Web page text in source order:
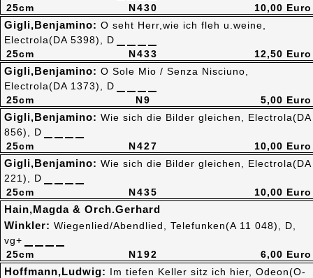
N430
25cm
10,00 Euro
N433
25cm
Gigli,Benjamino: O seht Herr,wie ich fleh u.weine,
Electrola(DA 5398), D
12,50 Euro
N9
25cm
Gigli,Benjamino: O Sole Mio / Senza Nisciuno,
Electrola(DA 1373), D
5,00 Euro
N427
25cm
Gigli,Benjamino: Wie sich die Bilder gleichen, Electrola(DA
856), D
10,00 Euro
N435
25cm
Gigli,Benjamino: Wie sich die Bilder gleichen, Electrola(DA
221), D
10,00 Euro
N192
25cm
Hain,Magda & Orch.Gerhard
Winkler: Wiegenlied/Abendlied, Telefunken(A 11 048), D,
vg+
6,00 Euro
Hoffmann,Ludwig: Im tiefen Keller sitz ich hier, Odeon(O-